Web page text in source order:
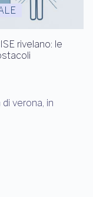
rivelano: le
verona, in